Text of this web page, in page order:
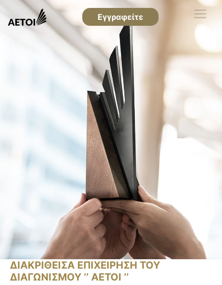
Εγγραφείτε
ΔΙΑΚΡΙΘΕΙΣΑ ΕΠΙΧΕΙΡΗΣΗ ΤΟΥ
ΔΙΑΓΩΝΙΣΜΟΥ ‘’ ΑΕΤΟΙ ‘’